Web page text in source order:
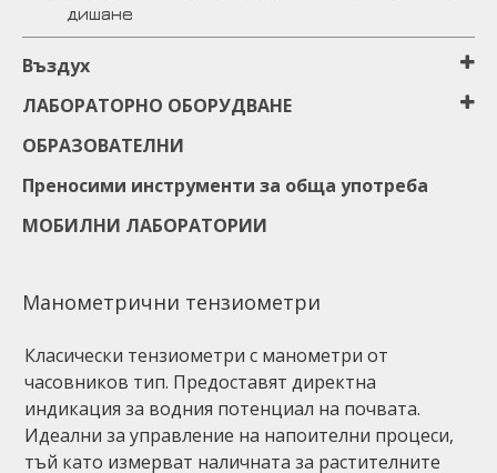
дишане
Въздух
ЛАБОРАТОРНО ОБОРУДВАНЕ
ОБРАЗОВАТЕЛНИ
Преносими инструменти за обща употреба
МОБИЛНИ ЛАБОРАТОРИИ
Манометрични тензиометри
Класически тензиометри с манометри от
часовников тип. Предоставят директна
индикация за водния потенциал на почвата.
Идеални за управление на напоителни процеси,
тъй като измерват наличната за растителните